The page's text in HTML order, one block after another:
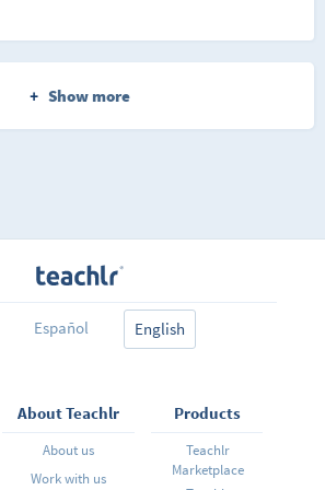
así como saltar a una lección en específico que te
orientada a resolver un problema en específico,
permitiéndote realizarlas de manera correcta y sin
"contar" y "conteo numérico," Cómo convertir el
cómo rellenar una fila o columna con una lista de
nombres. También hay un montón de consejos sobre
funciones útiles y operaciones muy repetidas.
+ Show more
Español English
About Teachlr
About us
Work with us
Products
Teachlr
Marketplace